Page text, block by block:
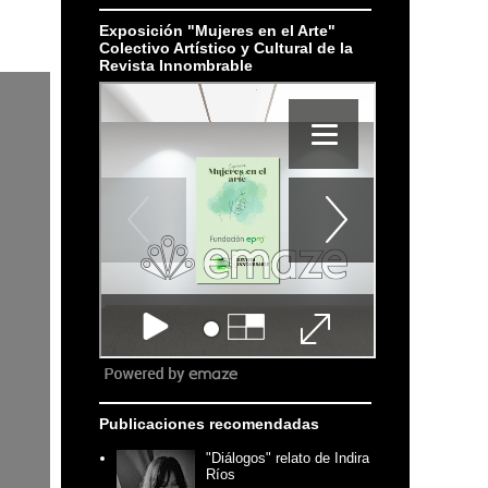
Exposición "Mujeres en el Arte"
Colectivo Artístico y Cultural de la
Revista Innombrable
Publicaciones recomendadas
"Diálogos" relato de Indira
Ríos